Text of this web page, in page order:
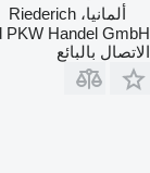
ألمانيا، Riederich
PKW Handel GmbH
الاتصال بالبائع